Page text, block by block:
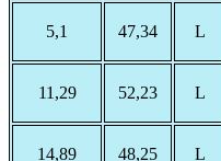
5,1 47,34 L
11,29 52,23 L
14,89 48,25 L